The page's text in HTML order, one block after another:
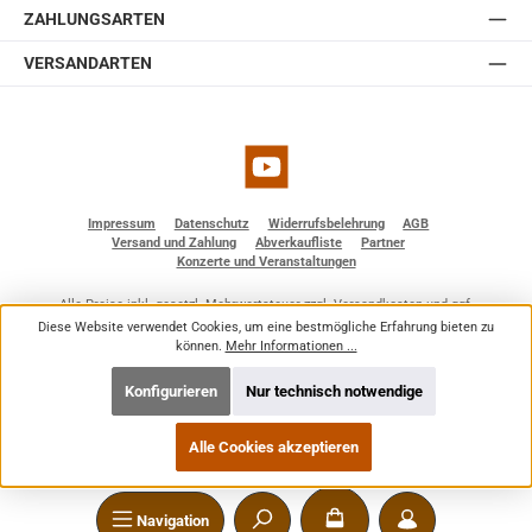
Navigation
ZAHLUNGSARTEN
VERSANDARTEN
YouTube
Impressum Datenschutz Widerrufsbelehrung
AGB
Versand und Zahlung
Abverkaufliste
Partner
Konzerte und Veranstaltungen
Alle Preise inkl. gesetzl. Mehrwertsteuer zzgl.Versandkostenund ggf.
Nachnahmegebühren, wenn nicht anders angegeben.
© 2026 BF - Dienstleistungen - Alle Rechte vorbehalten. Theme by
Diese Website verwendet Cookies, um eine bestmögliche Erfahrung bieten zu
können. Mehr Informationen ...
Nur technisch notwendige
Konfigurieren
Alle Cookies akzeptieren